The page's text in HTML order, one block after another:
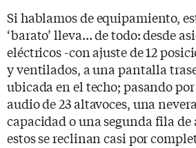
Si hablamos de equipamiento,
‘barato’ lleva… de todo: desde
eléctricos -con ajuste de 12
y ventilados, a una pantalla
ubicada en el techo; pasando
audio de 23 altavoces, una
capacidad o una segunda fila de
estos se reclinan casi por